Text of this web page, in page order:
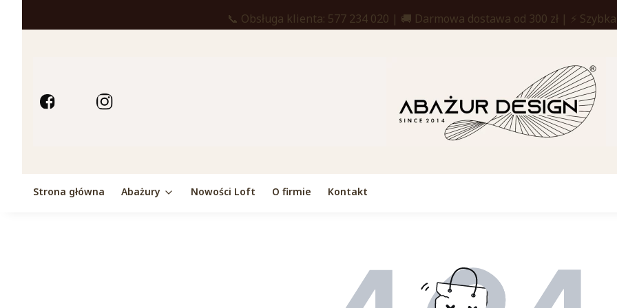
📞 Obsługa klienta: 577 234 020 | 🚚 Darmowa dostawa od 300 zł | ⚡
Strona główna Abażury Nowości Loft O firmie Kontakt